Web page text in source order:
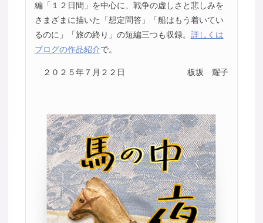
編「１２日間」を中心に、戦争の虚しさと悲しみを
さまざまに描いた「想定問答」「船はもう着いてい
るのに」「旅の終り」の短編三つも収録。 詳しくは
ブログの作品紹介で。
２０２５年７月２２日 板坂 耀子